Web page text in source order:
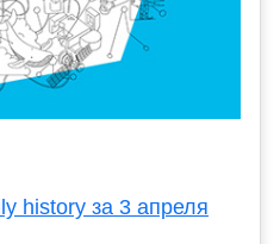
history за 3 апреля